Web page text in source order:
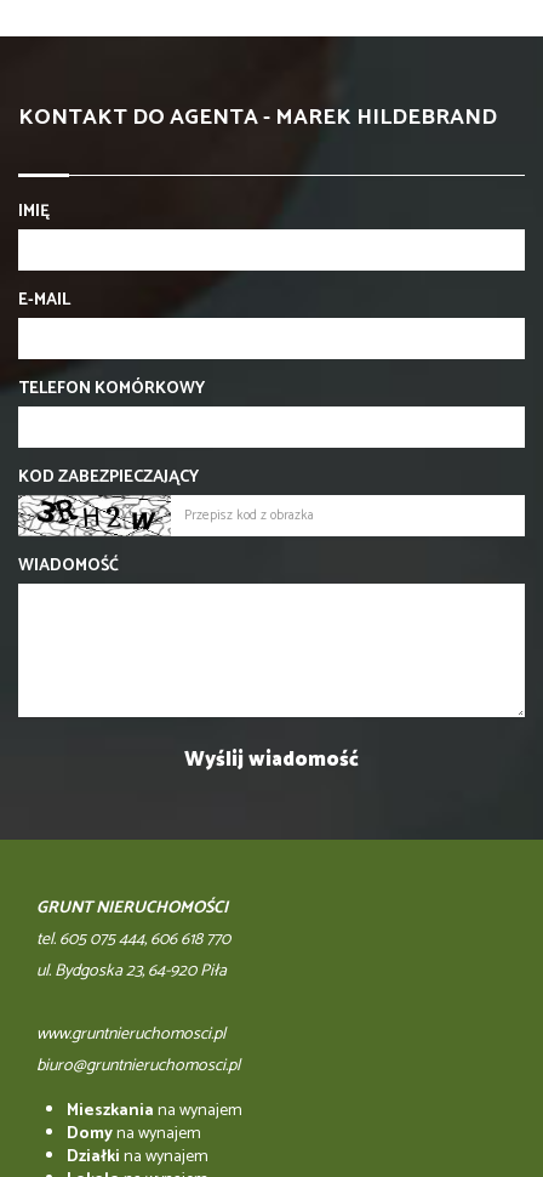
KONTAKT DO AGENTA - MAREK HILDEBRAND
IMIĘ
E-MAIL
TELEFON KOMÓRKOWY
KOD ZABEZPIECZAJĄCY
WIADOMOŚĆ
GRUNT NIERUCHOMOŚCI
tel. 605 075 444, 606 618 770
ul. Bydgoska 23, 64-920 Piła
www.gruntnieruchomosci.pl
biuro@gruntnieruchomosci.pl
Mieszkaniana wynajem
Domyna wynajem
Działkina wynajem